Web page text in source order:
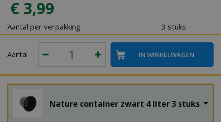
€ 3,99
Aantal per verpakking 3 stuks
Aantal
Nature container zwart 4 liter 3 stuks